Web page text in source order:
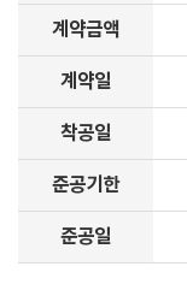
계약금액
계약일
착공일
준공기한
준공일